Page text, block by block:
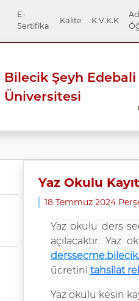
E-
Sertifika
Kalite K.V.K.K
Bilecik Şeyh Edebali
Üniversitesi
Yaz Okulu
18 Temmuz 2024
Yaz okulu ders
açılacaktır. Yaz
ücretini tahsilat
Yaz okulu kesin